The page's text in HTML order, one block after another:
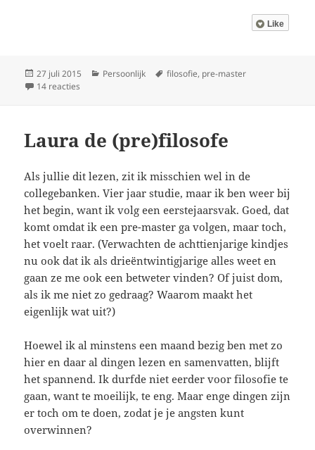
Like
Geplaatst
op
27 juli 2015 Categorieën
Persoonlijk Tags
filosofie, pre-master
14 reacties
Laura de (pre)filosofe
Als jullie dit lezen, zit ik misschien wel in de
collegebanken. Vier jaar studie, maar ik ben weer bij
het begin, want ik volg een eerstejaarsvak. Goed, dat
komt omdat ik een pre-master ga volgen, maar toch,
het voelt raar. (Verwachten de achttienjarige kindjes
nu ook dat ik als drieëntwintigjarige alles weet en
gaan ze me ook een betweter vinden? Of juist dom,
als ik me niet zo gedraag? Waarom maakt het
eigenlijk wat uit?)
Hoewel ik al minstens een maand bezig ben met zo
hier en daar al dingen lezen en samenvatten, blijft
het spannend. Ik durfde niet eerder voor filosofie te
gaan, want te moeilijk, te eng. Maar enge dingen zijn
er toch om te doen, zodat je je angsten kunt
overwinnen?